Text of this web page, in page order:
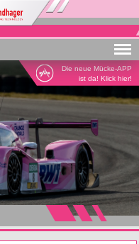
Die neue Mücke-APP
ist da! Klick hier!